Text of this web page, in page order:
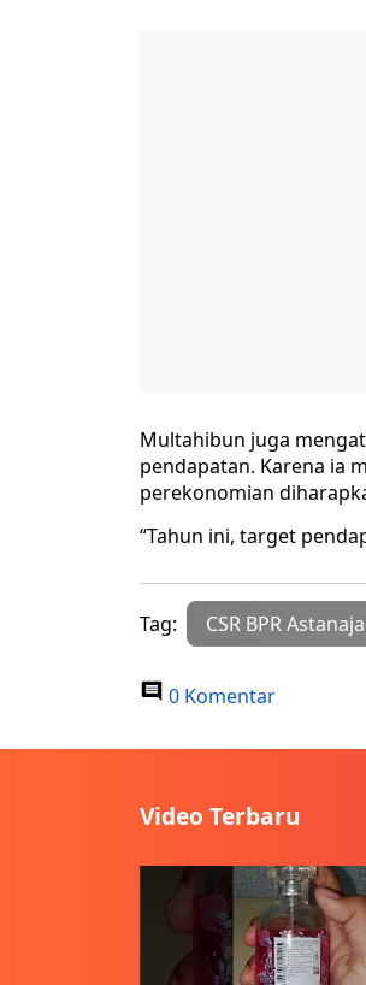
Multahibun juga
pendapatan. Karena ia
perekonomian
“Tahun ini, target
Tag: CSR BPR
0 Komentar
Video Terbaru